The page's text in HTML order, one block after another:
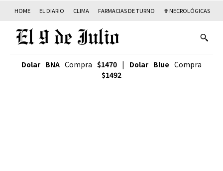
HOME EL DIARIO CLIMA FARMACIAS DE TURNO ✟ NECROLÓGICAS
Dolar BNA Compra $1470 | Dolar Blue Compra
$1492